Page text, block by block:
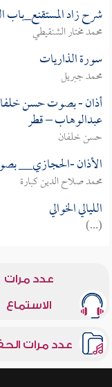
شرح زاد المستقنع_باب
محمد مختار الشنقيطي
سورة الذاريات
محمد جبريل
أذان - بصوت حسن
عبدالوهاب – قطر
حسن خلفان
الأذان -الحجازي__
محمد صلاح الدين كبارة
الليالي الخوالي
(...)
عدد مرات
الاستماع
عدد مرات